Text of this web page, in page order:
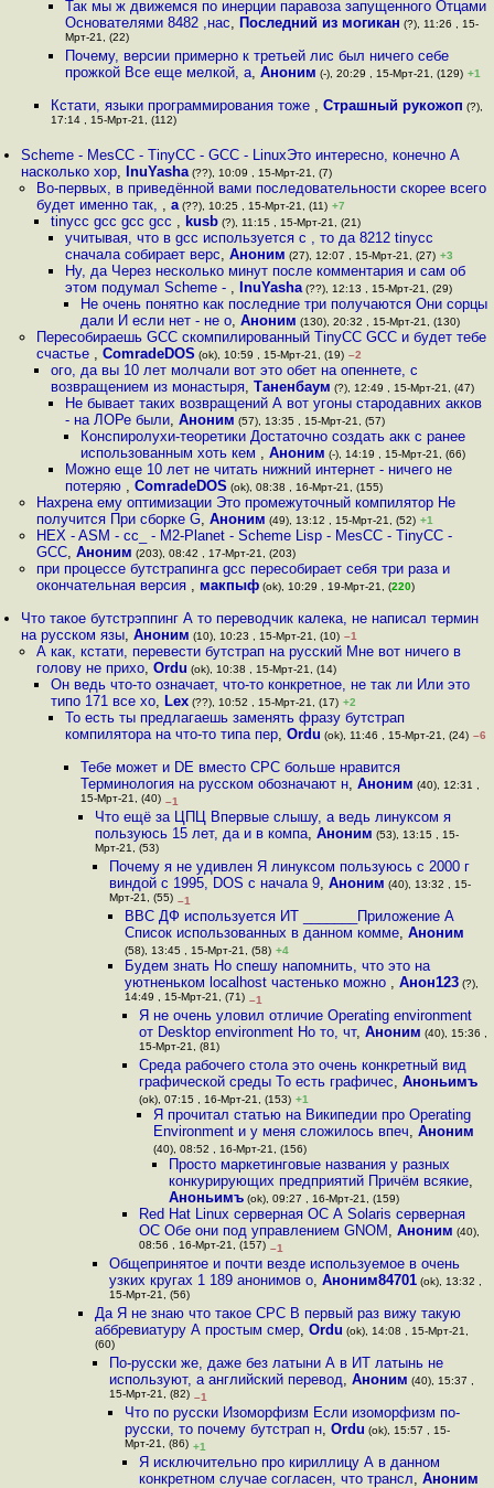
Так мы ж движемся по инерции паравоза запущенного Отцами
Основателями 8482 ,нас, Последний из могикан (?), 11:26 , 15-
Мрт-21, (22)
Почему, версии примерно к третьей лис был ничего себе
прожкой Все еще мелкой, а,Аноним (-), 20:29 , 15-Мрт-21, (129) +1
Кстати, языки программирования тоже , Страшный рукожоп (?),
17:14 , 15-Мрт-21, (112)
Scheme - MesCC - TinyCC - GCC - LinuxЭто интересно, конечно А
насколько хор, InuYasha (??), 10:09 , 15-Мрт-21, (7)
Во-первых, в приведённой вами последовательности скорее всего
будет именно так, , a(??), 10:25 , 15-Мрт-21, (11) +7
tinycc gcc gcc gcc , kusb(?), 11:15 , 15-Мрт-21, (21)
учитывая, что в gcc используется c , то да 8212 tinycc
сначала собирает верс,Аноним (27), 12:07 , 15-Мрт-21, (27) +3
Ну, да Через несколько минут после комментария и сам об
этом подумал Scheme - , InuYasha (??), 12:13 , 15-Мрт-21, (29)
Не очень понятно как последние три получаются Они сорцы
дали И если нет - не о, Аноним (130), 20:32 , 15-Мрт-21, (130)
Пересобираешь GCC скомпилированный TinyCC GCC и будет тебе
счастье , ComradeDOS (ok), 10:59 , 15-Мрт-21, (19) –2
ого, да вы 10 лет молчали вот это обет на опеннете, с
возвращением из монастыря, Таненбаум (?), 12:49 , 15-Мрт-21, (47)
Не бывает таких возвращений А вот угоны стародавних акков
- на ЛОРе были,Аноним (57), 13:35 , 15-Мрт-21, (57)
Конспиролухи-теоретики Достаточно создать акк с ранее
использованным хоть кем , Аноним (-), 14:19 , 15-Мрт-21, (66)
Можно еще 10 лет не читать нижний интернет - ничего не
потеряю ,ComradeDOS (ok), 08:38 , 16-Мрт-21, (155)
Нахрена ему оптимизации Это промежуточный компилятор Не
получится При сборке G, Аноним (49), 13:12 , 15-Мрт-21, (52) +1
HEX - ASM - cc_ - M2-Planet - Scheme Lisp - MesCC - TinyCC -
GCC, Аноним (203), 08:42 , 17-Мрт-21, (203)
при процессе бутстрапинга gcc пересобирает себя три раза и
окончательная версия , макпыф(ok), 10:29 , 19-Мрт-21, (220)
Что такое бутстрэппинг А то переводчик калека, не написал термин
на русском язы,Аноним (10), 10:23 , 15-Мрт-21, (10) –1
А как, кстати, перевести бутстрап на русский Мне вот ничего в
голову не прихо, Ordu (ok), 10:38 , 15-Мрт-21, (14)
Он ведь что-то означает, что-то конкретное, не так ли Или это
типо 171 все хо, Lex(??), 10:52 , 15-Мрт-21, (17) +2
То есть ты предлагаешь заменять фразу бутстрап
компилятора на что-то типа пер,Ordu (ok), 11:46 , 15-Мрт-21, (24) –6
Тебе может и DE вместо СРС больше нравится
Терминология на русском обозначают н, Аноним (40), 12:31 ,
15-Мрт-21, (40) –1
Что ещё за ЦПЦ Впервые слышу, а ведь линуксом я
пользуюсь 15 лет, да и в компа, Аноним (53), 13:15 , 15-
Мрт-21, (53)
Почему я не удивлен Я линуксом пользуюсь с 2000 г
виндой с 1995, DOS с начала 9,Аноним (40), 13:32 , 15-
Мрт-21, (55) –1
ВВС ДФ используется ИТ _______Приложение А
Список использованных в данном комме, Аноним
(58), 13:45 , 15-Мрт-21, (58) +4
Будем знать Но спешу напомнить, что это на
уютненьком localhost частенько можно , Анон123(?),
14:49 , 15-Мрт-21, (71) –1
Я не очень уловил отличие Operating environment
от Desktop environment Но то, чт, Аноним (40), 15:36 ,
15-Мрт-21, (81)
Среда рабочего стола это очень конкретный вид
графической среды То есть графичес, Аноньимъ
(ok), 07:15 , 16-Мрт-21, (153) +1
Я прочитал статью на Википедии про Operating
Environment и у меня сложилось впеч,Аноним
(40), 08:52 , 16-Мрт-21, (156)
Просто маркетинговые названия у разных
конкурирующих предприятий Причём всякие,
Аноньимъ(ok), 09:27 , 16-Мрт-21, (159)
Red Hat Linux серверная ОС А Solaris серверная
ОС Обе они под управлением GNOM , Аноним (40),
08:56 , 16-Мрт-21, (157) –1
Общепринятое и почти везде используемое в очень
узких кругах 1 189 анонимов о,Аноним84701 (ok), 13:32 ,
15-Мрт-21, (56)
Да Я не знаю что такое CPC В первый раз вижу такую
аббревиатуру А простым смер, Ordu (ok), 14:08 , 15-Мрт-21,
(60)
По-русски же, даже без латыни А в ИТ латынь не
используют, а английский перевод,Аноним (40), 15:37 ,
15-Мрт-21, (82) –1
Что по русски Изоморфизм Если изоморфизм по-
русски, то почему бутстрап н, Ordu (ok), 15:57 , 15-
Мрт-21, (86) +1
Я исключительно про кириллицу А в данном
конкретном случае согласен, что трансл, Аноним